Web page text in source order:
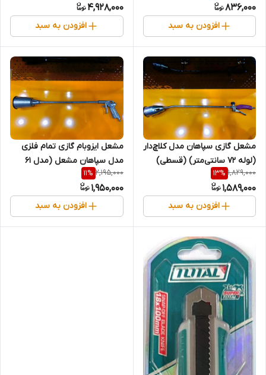
836,000
افزودن به سبد
35-50 میلی متری برند اصلی
(قسطی)
4,928,000
افزودن به سبد
مشعل گازی سپاهان مدل کلاچ‌دار
(لوله ۷۲ سانتی‌متر) (قسطی)
1,829,000
13%
1,589,000
افزودن به سبد
مشعل ایزوبام گازی تمام فلزی
مدل سپاهان مشعل (مدل ۶۱
سانتی) (قسطی)
2,195,000
11%
1,950,000
افزودن به سبد